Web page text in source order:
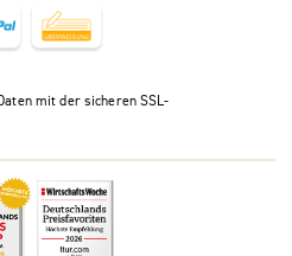
mit der sicheren SSL-